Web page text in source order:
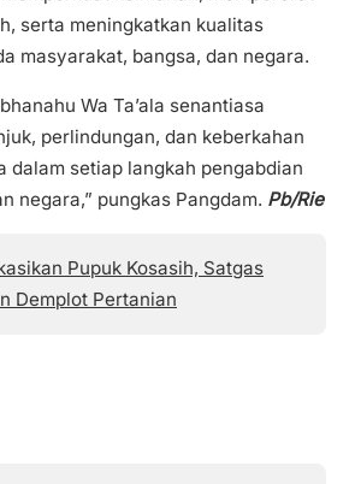
serta meningkatkan kualitas
masyarakat, bangsa, dan negara.
Wa Ta’ala senantiasa
perlindungan, dan keberkahan
dalam setiap langkah pengabdian
negara,” pungkas Pangdam. Pb/Rie
Pupuk Kosasih, Satgas
Demplot Pertanian